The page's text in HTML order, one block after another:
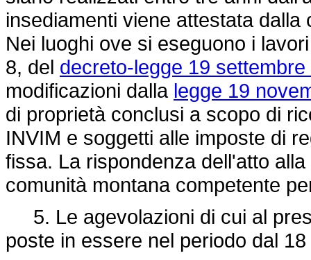
insediamenti viene attestata
Nei luoghi ove si eseguono i
8, del decreto-legge 19
modificazioni dalla legge 19
di proprietà conclusi a scopo di
INVIM e soggetti alle imposte di
fissa. La rispondenza dell'atto
comunità montana competente
5. Le agevolazioni di cui al
poste in essere nel periodo dal